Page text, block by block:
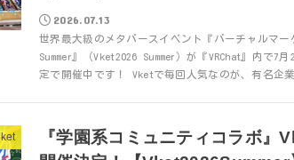
2026.07.13
世界最大級のメタバースイベント『バーチャルマー
Summer』（Vket2026 Summer）が『VRChat』内で7
定で開催中です！ Vketで毎回人気なのが、有名企
『学園系コミュニティコラボ』